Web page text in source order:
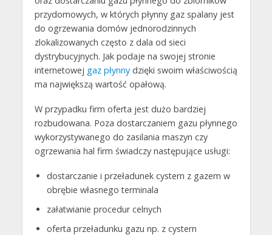
przydomowych, w których płynny gaz spalany jest
do ogrzewania domów jednorodzinnych
zlokalizowanych często z dala od sieci
dystrybucyjnych. Jak podaje na swojej stronie
internetowej gaz płynnydzięki swoim właściwością
ma największą wartość opałową.
W przypadku firm oferta jest dużo bardziej
rozbudowana. Poza dostarczaniem gazu płynnego
wykorzystywanego do zasilania maszyn czy
ogrzewania hal firm świadczy następujące usługi:
dostarczanie i przeładunek cystern z gazem w
obrębie własnego terminala
załatwianie procedur celnych
oferta przeładunku gazu np. z cystern